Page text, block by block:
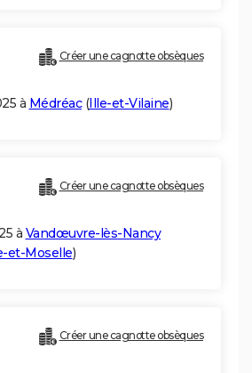
Créer une cagnotte obsèques
à Médréac(Ille-et-Vilaine)
Créer une cagnotte obsèques
à Vandœuvre-lès-Nancy
et-Moselle)
Créer une cagnotte obsèques